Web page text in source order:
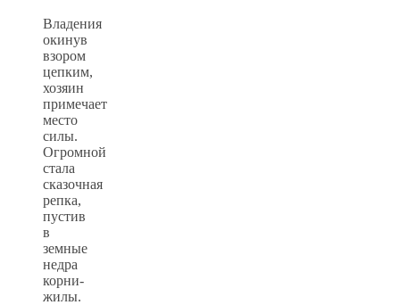
Владения
окинув
взором
цепким,
хозяин
примечает
место
силы.
Огромной
стала
сказочная
репка,
пустив
в
земные
недра
корни-
жилы.